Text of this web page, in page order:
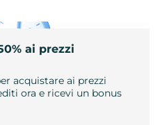
ai prezzi
acquistare ai prezzi
ora e ricevi un bonus